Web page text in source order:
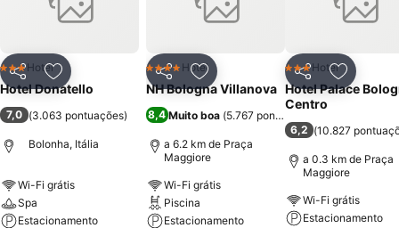
PartilharAdicionar aos favoritos
3 Estrelas
Hotel
Hotel Donatello
7,0 (3.063 pontuações)
Bolonha, Itália
Wi-Fi grátis
Spa
Estacionamento
PartilharAdicionar aos favoritos
4 EstrelasHotel
NH Bologna Villanova
8,4 Muito boa (5.767 pontuações
a 6.2 km de Praça
Maggiore
Wi-Fi grátis
Piscina
Estacionamento
Partilhar
3 Estrelas
Hotel
Hotel Palace
Centro
6,2 (10.827
a 0.3 km de Praça
Maggiore
Wi-Fi grátis
Estacionamento